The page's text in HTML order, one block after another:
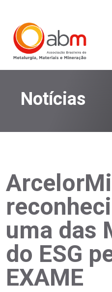
Notícias
uma das
do ESG
EXAME